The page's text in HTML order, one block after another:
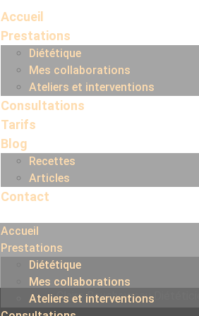
Accueil
Prestations
Diététique
Mes collaborations
Ateliers et interventions
Consultations
Tarifs
Blog
Recettes
Articles
Contact
Accueil
Prestations
Diététique
Mes collaborations
Ateliers et interventions